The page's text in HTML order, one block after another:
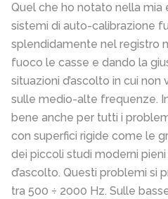
Quel che ho notato nella mia
sistemi di auto-calibrazione
splendidamente nel registro
fuoco le casse e dando la
situazioni d’ascolto in cui non
sulle medio-alte frequenze.
bene anche per tutti i
con superfici rigide come le
dei piccoli studi moderni
d’ascolto. Questi problemi si
tra 500 ÷ 2000 Hz. Sulle